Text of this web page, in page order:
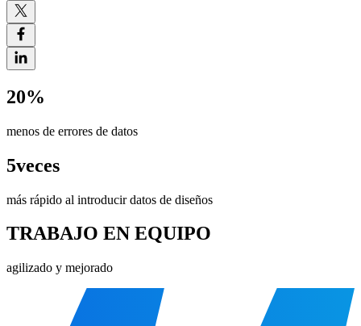
20%
menos de errores de datos
5veces
más rápido al introducir datos de diseños
TRABAJO EN EQUIPO
agilizado y mejorado